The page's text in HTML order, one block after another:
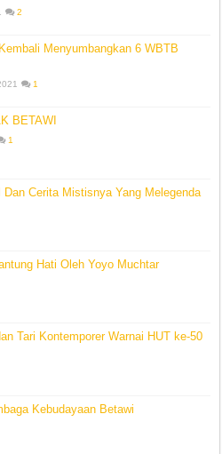
2
Menyumbangkan 6 WBTB
1
BETAWI
1
Dan Cerita Mistisnya Yang Melegenda
Hati Oleh Yoyo Muchtar
Tari Kontemporer Warnai HUT ke-50
Kebudayaan Betawi